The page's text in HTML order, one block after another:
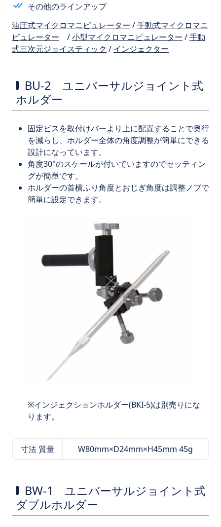
その他のラインアップ
油圧式マイクロマニピュレーター /手動式マイクロマニ
ピュレーター /小型マイクロマニピュレーター /手動
式三次元ジョイスティック / インジェクター
BU-2 ユニバーサルジョイント式
ホルダー
固定ビスを取付けバーより上に配置することで奥行
を減らし、ホルダー全体の角度調整が簡単にできる
設計になっています。
角度30°のスケールが付いていますのでセッティン
グが簡単です。
ホルダーの首横ふり角度とおじぎ角度は調整ノブで
簡単に設定できます。
インジェクションホルダー(BKI-5)は別売りにな
ります。
寸法 質量 W80mm×D24mm×H45mm 45g
BW-1 ユニバーサルジョイント式
ダブルホルダー